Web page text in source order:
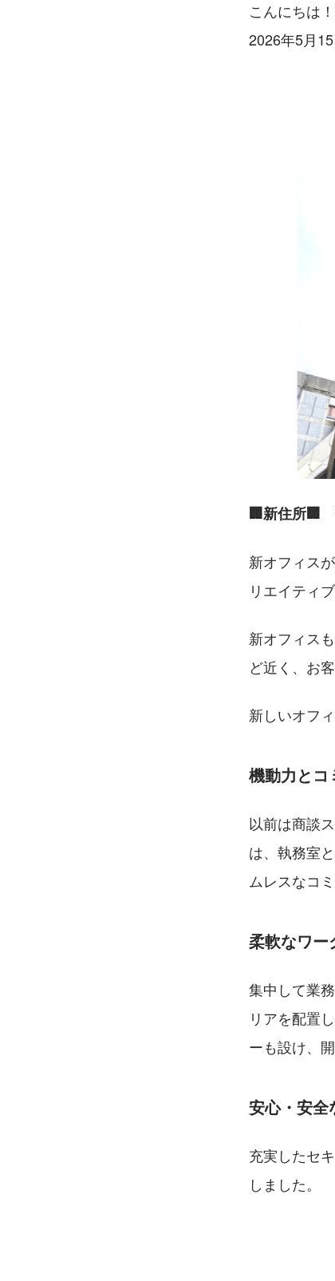
こんにちは
2026年5月
🏢新住所🏢
新オフィス
リエイティ
新オフィス
ど近く、お
新しいオフ
機動力とコ
以前は商談
は、執務室
ムレスなコ
柔軟なワー
集中して業
リアを配置
ーも設け、
安心・安全
充実したセ
しました。